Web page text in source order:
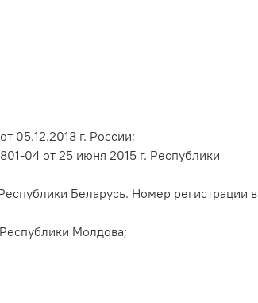
05.12.2013 г. России;
04 от 25 июня 2015 г. Республики
Беларусь. Номер регистрации в
Молдова;